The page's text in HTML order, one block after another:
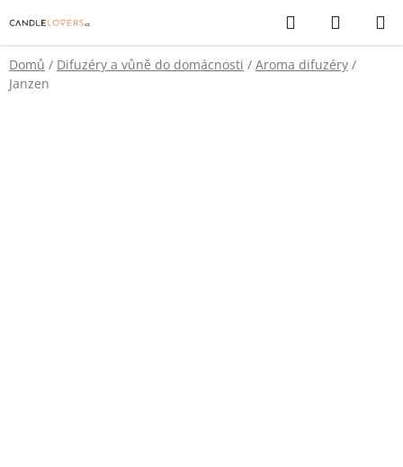
na
obsah
Hledat
KOŠÍK
Domů / Difuzéry a vůně do domácnosti / Aroma difuzéry /
Janzen